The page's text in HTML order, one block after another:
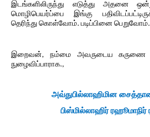
இடங்களிலிருந்து எடுத்து அதனை
மொழிபெயர்ப்பை இங்கு
தெரிந்து கொள்வோம். படிப்பினை பெறுவோம்.
இறைவன்,​​நம்மை அவருடைய கருணை
நுழைவிப்பாராக.,
அவ்துபில்லாஹிமின
பிஸ்மில்லாஹிர்​​ரஹூமாநிர்​​